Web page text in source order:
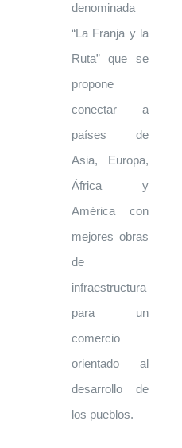
denominada
“La Franja y la
Ruta” que se
propone
conectar a
países de
Asia, Europa,
África y
América con
mejores obras
de
infraestructura
para un
comercio
orientado al
desarrollo de
los pueblos.